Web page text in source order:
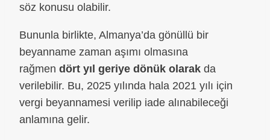
söz konusu olabilir.
Bununla birlikte, Almanya’da gönüllü bir
beyanname zaman aşımı olmasına
rağmen dört yıl geriye dönük olarak da
verilebilir. Bu, 2025 yılında hala 2021 yılı için
vergi beyannamesi verilip iade alınabileceği
anlamına gelir.